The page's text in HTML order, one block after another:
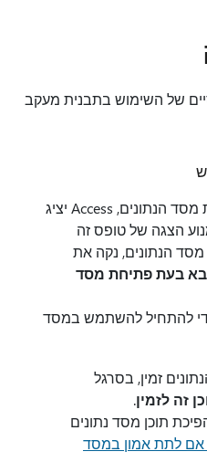
של השימוש בתבנית מעקב
כאשר תפתח לראשונה את מסד הנתונים, Access יציג
הצגה של טופס זה
הנתונים, נקה את
בעת פתיחת מסד
להתחיל להשתמש במסד
זמין, בסרגל
זה לזמין.
תוכן מסד נתונים
לתת אמון במסד